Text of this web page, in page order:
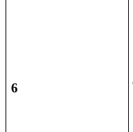
6